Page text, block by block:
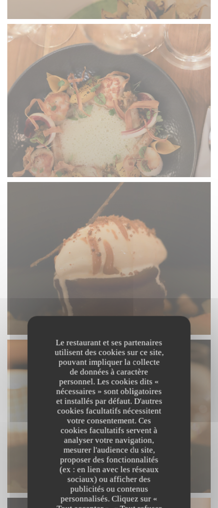
Le restaurant et ses partenaires
utilisent des cookies sur ce site,
pouvant impliquer la collecte
de données à caractère
personnel. Les cookies dits «
nécessaires » sont obligatoires
et installés par défaut. D'autres
cookies facultatifs nécessitent
votre consentement. Ces
cookies facultatifs servent à
analyser votre navigation,
mesurer l'audience du site,
proposer des fonctionnalités
(ex : en lien avec les réseaux
sociaux) ou afficher des
publicités ou contenus
personnalisés. Cliquez sur «